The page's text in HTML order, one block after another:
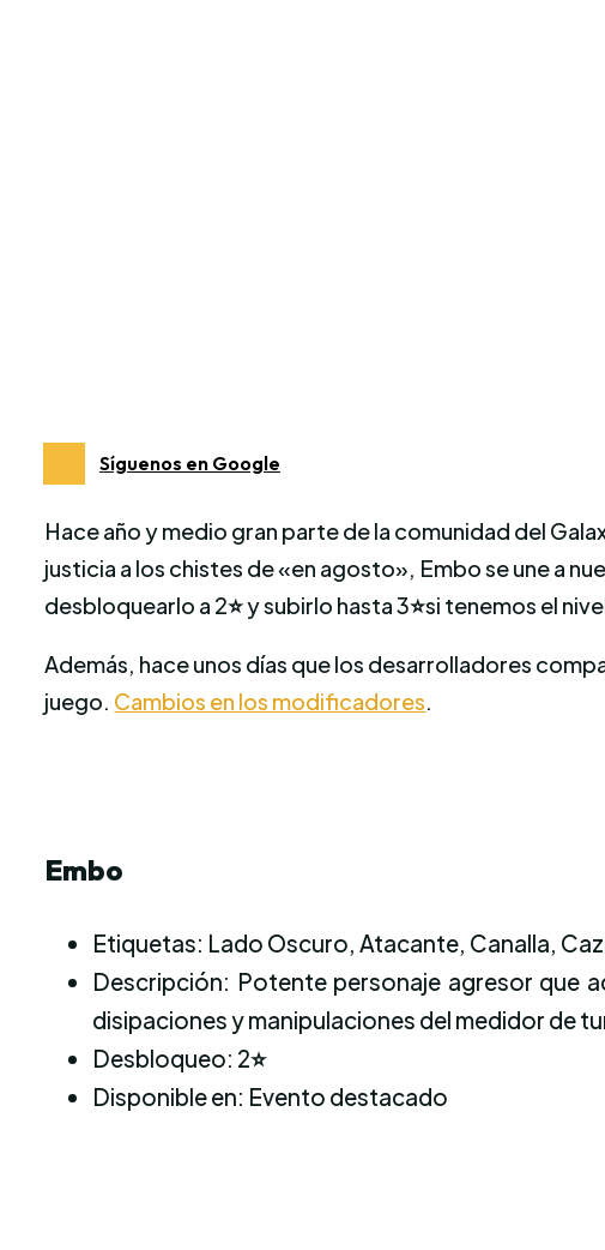
Síguenos en Google
Hace año y medio gran parte de la comunidad del
justicia a los chistes de «en agosto», Embo se une a
desbloquearlo a 2⭐y subirlo hasta 3⭐si tenemos el
Además, hace unos días que los desarrolladores
juego. Cambios en los modificadores.
Embo
Etiquetas: Lado Oscuro, Atacante, Canalla,
Descripción: Potente personaje agresor que
disipaciones y manipulaciones del medidor de
Desbloqueo: 2⭐
Disponible en: Evento destacado